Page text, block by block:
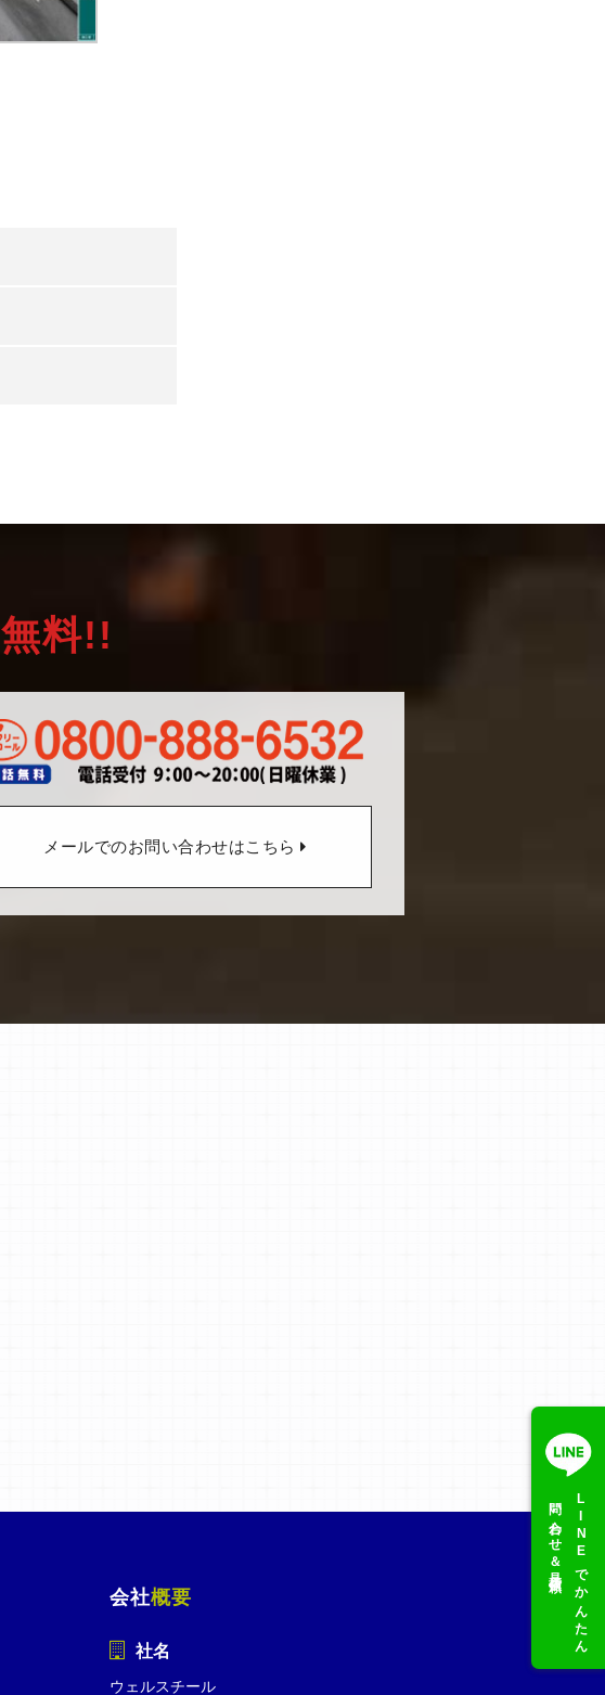
無料!!
メールでのお問い合わせはこちら
LINEでかんたん
問い合わせ＆見積依頼
会社概要
社名
ウェルスチール